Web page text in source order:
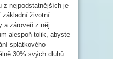
z nejpodstatnějších je
základní životní
a zároveň z něj
alespoň tolik, abyste
splátkového
30% svých dluhů.